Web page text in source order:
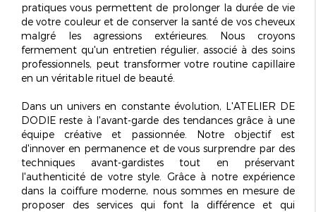
pratiques vous permettent de prolonger la durée de vie
de votre couleur et de conserver la santé de vos cheveux
malgré les agressions extérieures. Nous croyons
fermement qu'un entretien régulier, associé à des soins
professionnels, peut transformer votre routine capillaire
en un véritable rituel de beauté
Dans un univers en constante évolution, L'ATELIER DE
DODIE reste à l'avant-garde des tendances grâce à une
équipe créative et passionnée. Notre objectif est
d'innover en permanence et de vous surprendre par des
techniques avant-gardistes tout en préservant
l'authenticité de votre style. Grâce à notre expérience
dans la coiffure moderne, nous sommes en mesure de
proposer des services qui font la différence et qui